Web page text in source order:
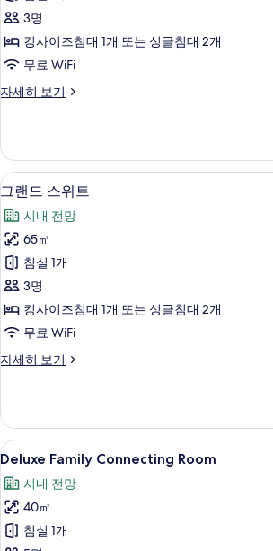
두
보
기
3명
킹사이즈침대 1개 또는 싱글침대 2개
무료 WiFi
자세히 보기
Grand
히
보
기
그
랜
드
스
위
트
사
진
모
보
기
고급 침구,
9
그랜드 스위트
시내 전망
65㎡
침실 1개
3명
킹사이즈침대 1개 또는 싱글침대 2개
무료 WiFi
자세히 보기
그
위
트
자
히
보
기
Deluxe
Family
Connecting
Room
사
6
Deluxe Family Connecting Room
시내 전망
40㎡
침실 1개